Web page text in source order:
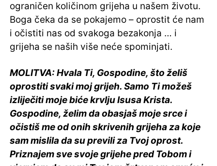
ograničen količinom grijeha u našem životu.
Boga čeka da se pokajemo – oprostit će nam
i očistiti nas od svakoga bezakonja … i
grijeha se naših više neće spominjati.
MOLITVA: Hvala Ti, Gospodine, što želiš
oprostiti svaki moj grijeh. Samo Ti možeš
izliječiti moje biće krvlju Isusa Krista.
Gospodine, želim da obasjaš moje srce i
očistiš me od onih skrivenih grijeha za koje
sam mislila da su previli za Tvoj oprost.
Priznajem sve svoje grijehe pred Tobom i